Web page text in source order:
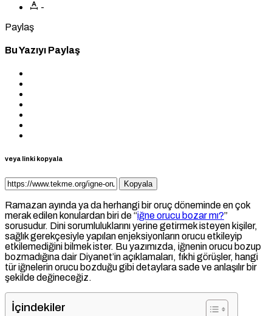
-
Paylaş
Bu Yazıyı Paylaş
veya linki kopyala
Kopyala
Ramazan ayında ya da herhangi bir oruç döneminde en çok
merak edilen konulardan biri de “iğne orucu bozar mı?”
sorusudur. Dini sorumluluklarını yerine getirmek isteyen kişiler,
sağlık gerekçesiyle yapılan enjeksiyonların orucu etkileyip
etkilemediğini bilmek ister. Bu yazımızda, iğnenin orucu bozup
bozmadığına dair Diyanet’in açıklamaları, fıkhi görüşler, hangi
tür iğnelerin orucu bozduğu gibi detaylara sade ve anlaşılır bir
şekilde değineceğiz.
İçindekiler